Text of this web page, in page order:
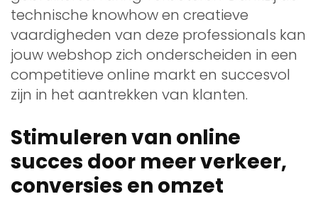
technische knowhow en creatieve
vaardigheden van deze professionals kan
jouw webshop zich onderscheiden in een
competitieve online markt en succesvol
zijn in het aantrekken van klanten.
Stimuleren van online
succes door meer verkeer,
conversies en omzet